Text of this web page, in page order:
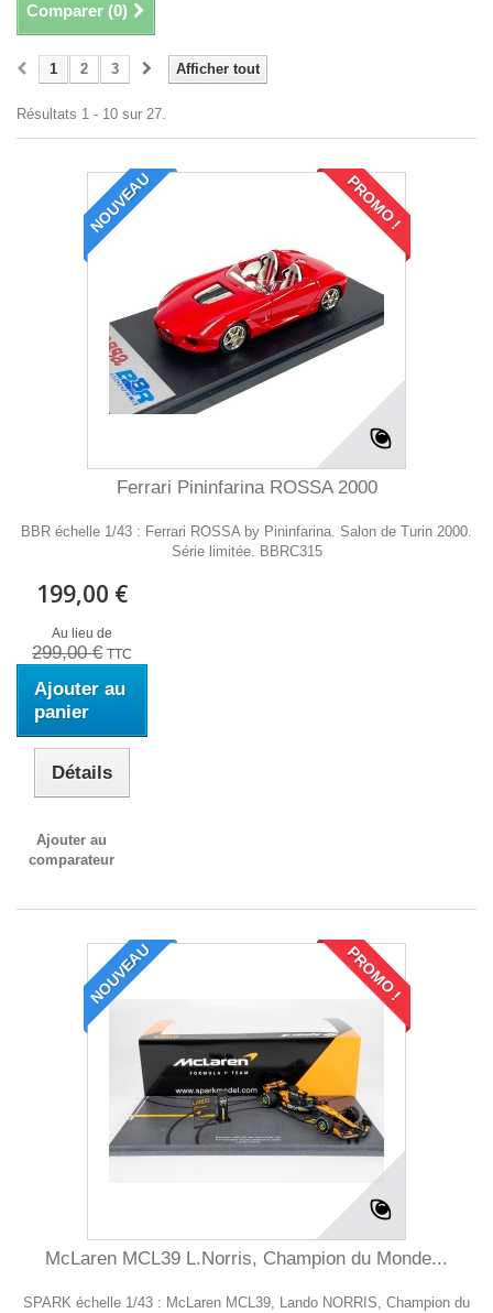
Comparer (0)
Afficher tout
1 2 3
Résultats 1 - 10 sur 27.
NOUVEAU PROMO !
Ferrari Pininfarina ROSSA 2000
BBR échelle 1/43 : Ferrari ROSSA by Pininfarina. Salon de Turin 2000.
Série limitée. BBRC315
199,00 €
Au lieu de
299,00 € TTC
Ajouter au
panier
Détails
Ajouter au
comparateur
NOUVEAU PROMO !
McLaren MCL39 L.Norris, Champion du Monde...
SPARK échelle 1/43 : McLaren MCL39, Lando NORRIS, Champion du